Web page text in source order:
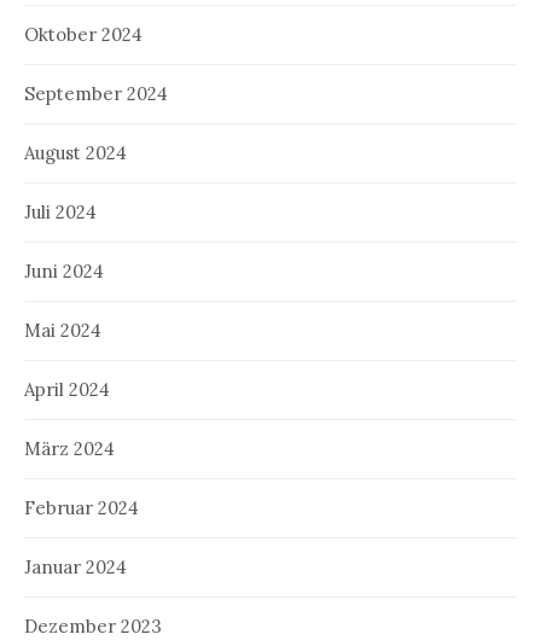
Oktober 2024
September 2024
August 2024
Juli 2024
Juni 2024
Mai 2024
April 2024
März 2024
Februar 2024
Januar 2024
Dezember 2023